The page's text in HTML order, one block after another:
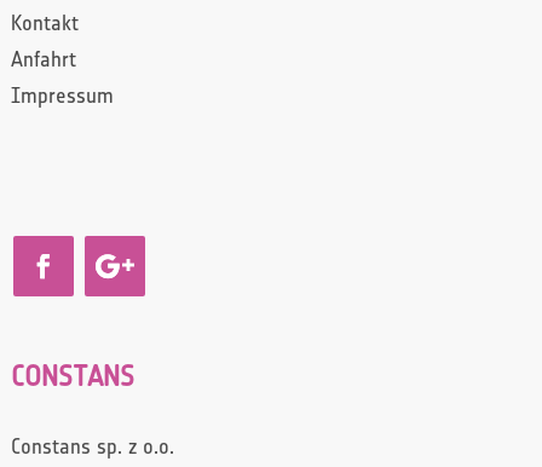
Kontakt
Anfahrt
Impressum
CONSTANS
Constans sp. z o.o.